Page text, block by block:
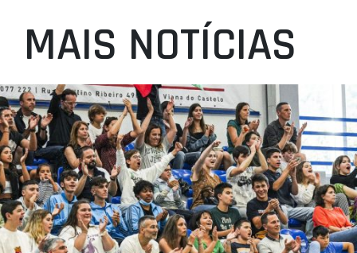
MAIS NOTÍCIAS